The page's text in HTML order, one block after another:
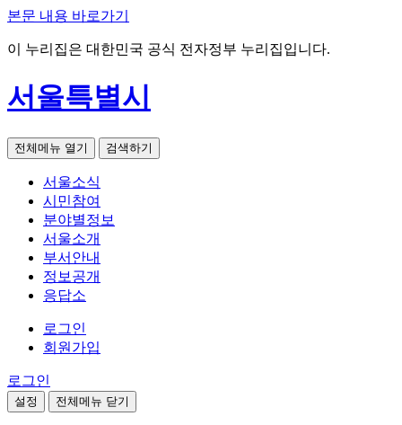
본문 내용 바로가기
이 누리집은 대한민국 공식 전자정부 누리집입니다.
서울특별시
전체메뉴 열기 검색하기
서울소식
시민참여
분야별정보
서울소개
부서안내
정보공개
응답소
로그인
회원가입
로그인
설정 전체메뉴 닫기